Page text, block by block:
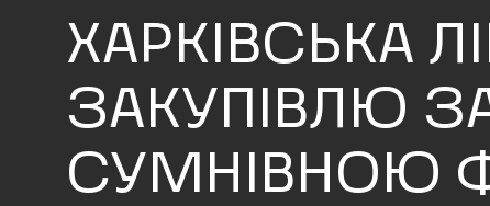
ХАРКІВСЬКА
ЗАКУПІВЛЮ
СУМНІВНОЮ